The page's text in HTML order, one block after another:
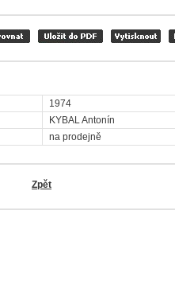
1974
KYBAL Antonín
na prodejně
Zpět